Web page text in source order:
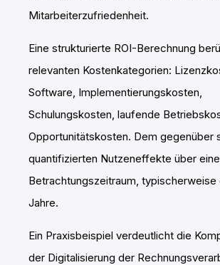
Mitarbeiterzufriedenheit.
Eine strukturierte ROI-Berechnung
relevanten Kostenkategorien:
Software, Implementierungskosten,
Schulungskosten, laufende
Opportunitätskosten. Dem gegenüber
quantifizierten Nutzeneffekte über
Betrachtungszeitraum,
Jahre.
Ein Praxisbeispiel verdeutlicht die
der Digitalisierung der